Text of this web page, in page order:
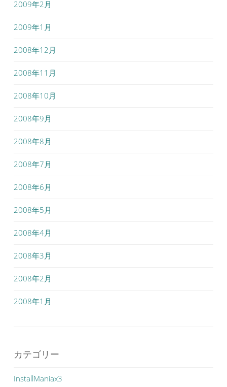
2009年2月
2009年1月
2008年12月
2008年11月
2008年10月
2008年9月
2008年8月
2008年7月
2008年6月
2008年5月
2008年4月
2008年3月
2008年2月
2008年1月
カテゴリー
InstallManiax3